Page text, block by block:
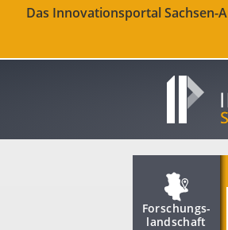
Das Innovationsportal Sachsen-
Forschungs­
landschaft